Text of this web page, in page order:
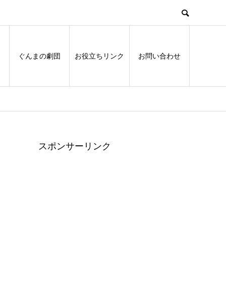
ぐんまの劇団 お役立ちリンク お問い合わせ
スポンサーリンク